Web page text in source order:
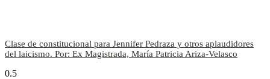
Clase de constitucional para Jennifer Pedraza y otros aplaudidores
del laicismo. Por: Ex Magistrada, María Patricia Ariza-Velasco